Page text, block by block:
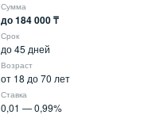
Сумма
до 184 000 ₸
Срок
до 45 дней
Возраст
от 18 до 70 лет
Ставка
0,01 — 0,99%